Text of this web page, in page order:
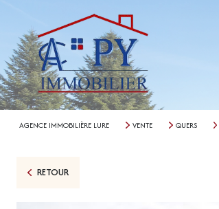
AGENCE IMMOBILIÈRE LURE VENTE QUERS
RETOUR